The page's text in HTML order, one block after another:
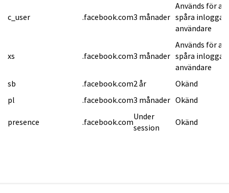
c_user .facebook.com3 månader
Används för att
spåra inloggad
användare
xs .facebook.com3 månader
Används för att
spåra inloggad
användare
sb
.facebook.com2 år
Okänd
pl
.facebook.com3 månader Okänd
presence .facebook.com
Under
session
Okänd